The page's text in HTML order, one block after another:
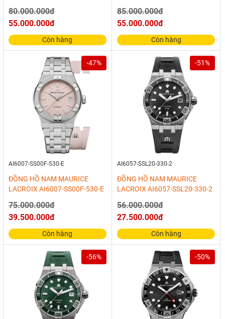
80.000.000đ
55.000.000đ
Còn hàng
85.000.000đ
55.000.000đ
Còn hàng
-47%
AI6007-SS00F-530-E
ĐỒNG HỒ NAM MAURICE
LACROIX AI6007-SS00F-530-E
75.000.000đ
39.500.000đ
Còn hàng
-51%
AI6057-SSL20-330-2
ĐỒNG HỒ NAM MAURICE
LACROIX AI6057-SSL20-330-2
56.000.000đ
27.500.000đ
Còn hàng
-56% -50%